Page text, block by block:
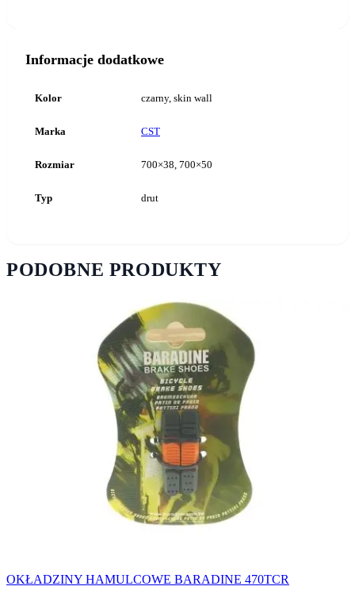
Informacje dodatkowe
Kolor czarny, skin wall
Marka CST
Rozmiar 700×38, 700×50
Typ drut
PODOBNE PRODUKTY
OKŁADZINY HAMULCOWE BARADINE 470TCR